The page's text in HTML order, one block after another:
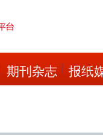
期刊杂志 报纸